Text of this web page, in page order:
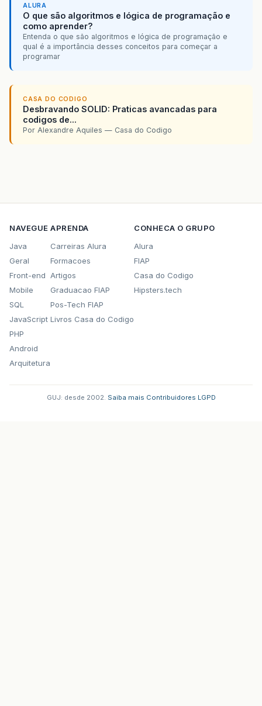
ALURA
O que são algoritmos e lógica de programação e
como aprender?
Entenda o que são algoritmos e lógica de programação e
qual é a importância desses conceitos para começar a
programar
CASA DO CODIGO
Desbravando SOLID: Praticas avancadas para
codigos de...
Por Alexandre Aquiles — Casa do Codigo
NAVEGUE
Java
Geral
Front-end
Mobile
SQL
JavaScript
PHP
Android
Arquitetura
APRENDA
Carreiras Alura
Formacoes
Artigos
Graduacao FIAP
Pos-Tech FIAP
Livros Casa do Codigo
CONHECA O GRUPO
Alura
FIAP
Casa do Codigo
Hipsters.tech
GUJ: desde 2002. Saiba mais Contribuidores LGPD